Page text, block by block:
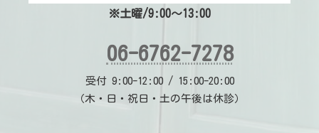
※土曜/9:00～13:00
06-6762-7278
受付 9:00-12:00 / 15:00-20:00
（木・日・祝日・土の午後は休診）